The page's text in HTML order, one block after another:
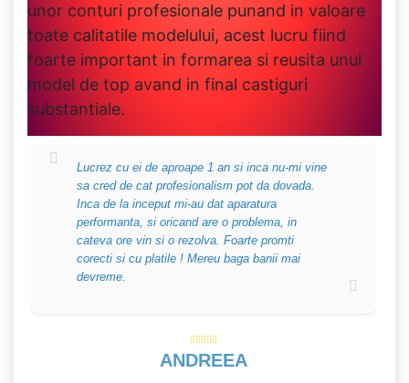
unor conturi profesionale punand in valoare
toate calitatile modelului, acest lucru fiind
foarte important in formarea si reusita unui
model de top avand in final castiguri
substantiale.
Lucrez cu ei de aproape 1 an si inca nu-mi vine
sa cred de cat profesionalism pot da dovada.
Inca de la inceput mi-au dat aparatura
performanta, si oricand are o problema, in
cateva ore vin si o rezolva. Foarte promti
corecti si cu platile ! Mereu baga banii mai
devreme.
ANDREEA